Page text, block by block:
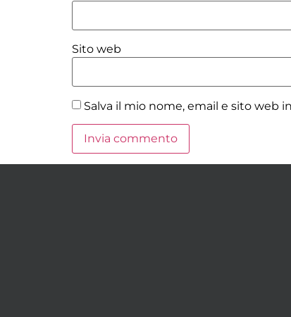
Sito web
Salva il mio nome, email e sito web